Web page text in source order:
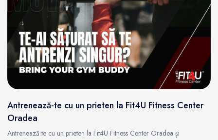
Antrenează-te cu un prieten la Fit4U Fitness Center
Oradea
Antrenează-te cu un prieten la Fit4U Fitness Center Oradea și